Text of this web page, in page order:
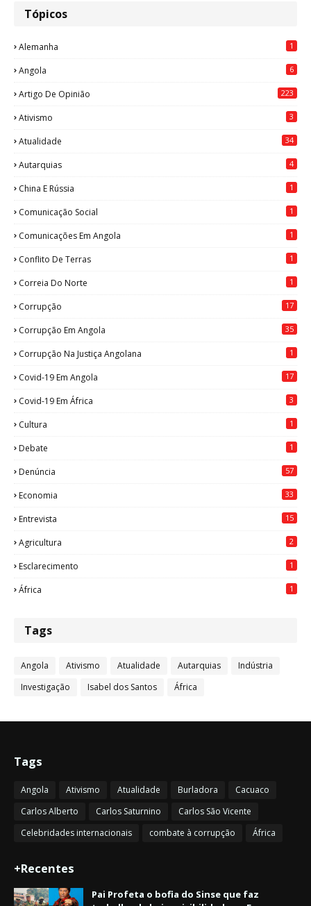
Tópicos
Alemanha 1
Angola 6
Artigo De Opinião 223
Ativismo 3
Atualidade 34
Autarquias 4
China E Rússia 1
Comunicação Social 1
Comunicações Em Angola 1
Conflito De Terras 1
Correia Do Norte 1
Corrupção 17
Corrupção Em Angola 35
Corrupção Na Justiça Angolana 1
Covid-19 Em Angola 17
Covid-19 Em África 3
Cultura 1
Debate 1
Denúncia 57
Economia 33
Entrevista 15
Agricultura 2
Esclarecimento 1
África 1
Tags
Angola Ativismo Atualidade Autarquias
Indústria
Investigação
Isabel dos Santos África
Tags
Angola Ativismo Atualidade Burladora
Cacuaco
Carlos Alberto
Carlos Saturnino
Carlos São Vicente
Celebridades internacionais
combate à corrupção África
+Recentes
Pai Profeta o bofia do Sinse que faz